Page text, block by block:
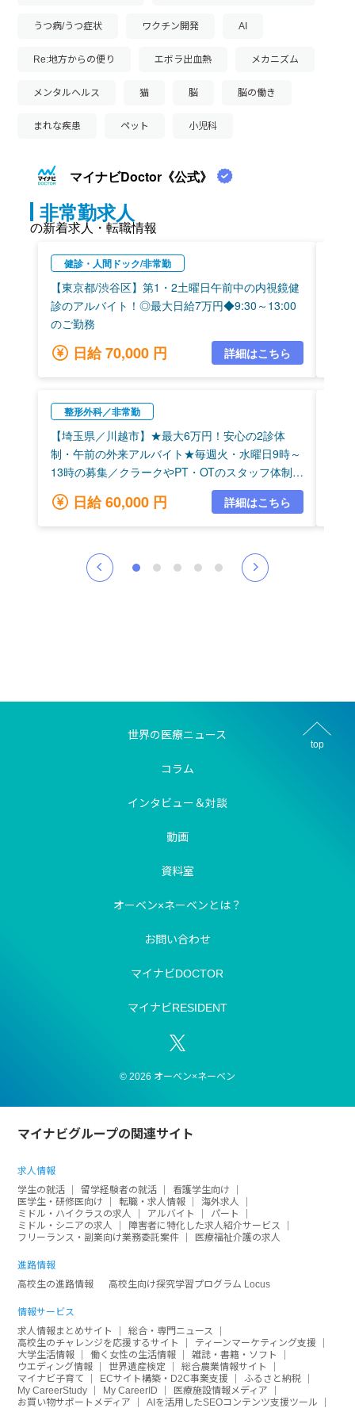
うつ病/うつ症状 ワクチン開発 AI
Re:地方からの便り エボラ出血熱 メカニズム
メンタルヘルス 猫 脳 脳の働き
まれな疾患 ペット 小児科
top
世界の医療ニュース
コラム
インタビュー＆対談
動画
資料室
オーベン×ネーベンとは？
お問い合わせ
マイナビDOCTOR
マイナビRESIDENT
© 2026 オーベン×ネーベン
マイナビグループの関連サイト
求人情報
学生の就活
留学経験者の就活
看護学生向け
医学生・研修医向け
転職・求人情報
海外求人
ミドル・ハイクラスの求人
アルバイト
パート
ミドル・シニアの求人
障害者に特化した求人紹介サービス
フリーランス・副業向け業務委託案件
医療福祉介護の求人
進路情報
高校生の進路情報
高校生向け探究学習プログラム Locus
情報サービス
求人情報まとめサイト
総合・専門ニュース
高校生のチャレンジを応援するサイト
ティーンマーケティング支援
大学生活情報
働く女性の生活情報
雑誌・書籍・ソフト
ウエディング情報
世界遺産検定
総合農業情報サイト
マイナビ子育て
ECサイト構築・D2C事業支援
ふるさと納税
My CareerStudy
My CareerID
医療施設情報メディア
お買い物サポートメディア
AIを活用したSEOコンテンツ支援ツール